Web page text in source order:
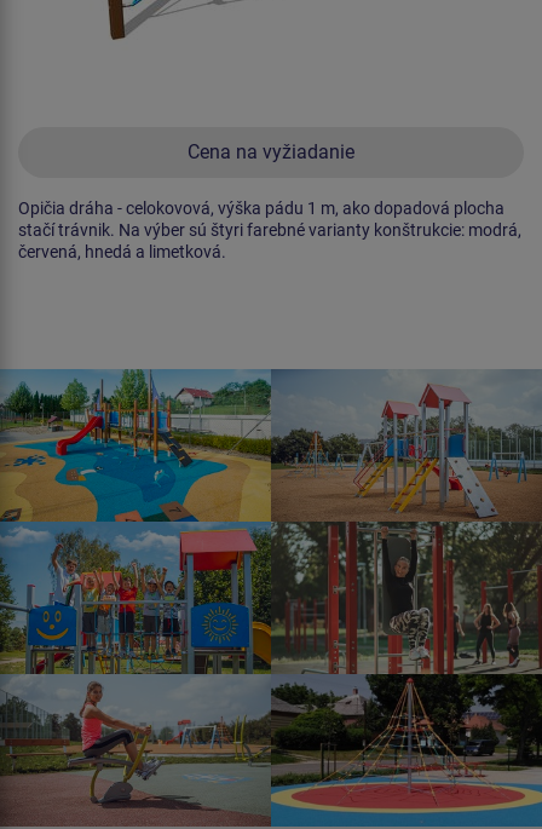
Cena na vyžiadanie
Opičia dráha - celokovová, výška pádu 1 m, ako dopadová plocha
stačí trávnik. Na výber sú štyri farebné varianty konštrukcie: modrá,
červená, hnedá a limetková.